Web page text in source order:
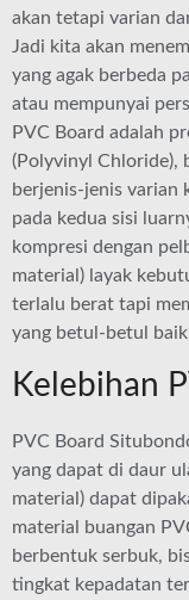
akan tetapi varian
Jadi kita akan
yang agak berbeda
atau mempunyai
PVC Board adalah
(Polyvinyl Chloride),
berjenis-jenis varian
pada kedua sisi
kompresi dengan
material) layak
terlalu berat tapi
yang betul-betul
Kelebihan
PVC Board
yang dapat di daur
material) dapat
material buangan
berbentuk serbuk,
tingkat kepadatan